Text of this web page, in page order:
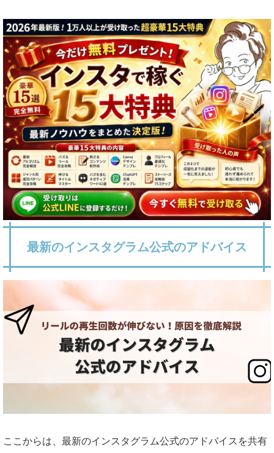
最新のインスタグラム公式のアドバイス
ここからは、最新のインスタグラム公式のアドバイスを共有